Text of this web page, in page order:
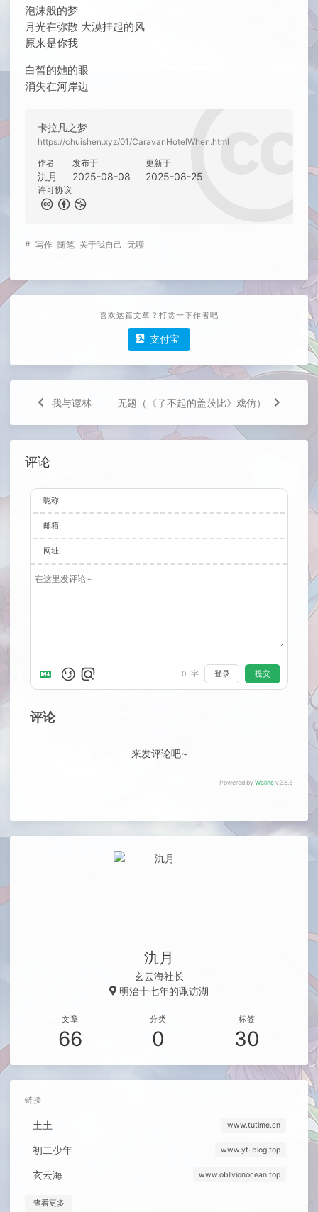
泡沫般的梦
月光在弥散 大漠挂起的风
原来是你我
白皙的她的眼
消失在河岸边
卡拉凡之梦
https://chuishen.xyz/01/CaravanHotelWhen.html
作者
氿月
发布于
2025-08-08
更新于
2025-08-25
许可协议
# 写作 随笔 关于我自己 无聊
喜欢这篇文章？打赏一下作者吧
支付宝
我与谭林 无题（《了不起的盖茨比》戏仿）
评论
昵称
邮箱
网址
0 字 登录 提交
评论
来发评论吧~
Powered by Waline v2.6.3
氿月
玄云海社长
明治十七年的诹访湖
文章
66
分类
0
标签
30
链接
土土 www.tutime.cn
初二少年 www.yt-blog.top
玄云海 www.oblivionocean.top
查看更多